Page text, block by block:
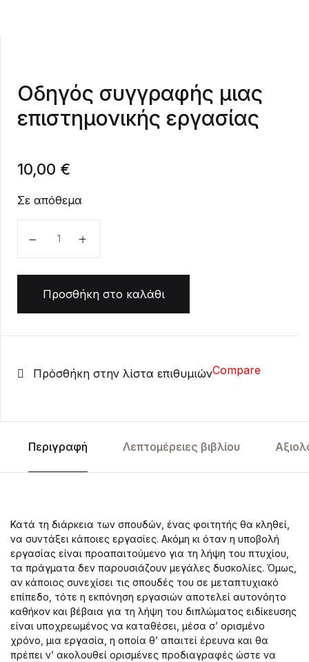
Οδηγός συγγραφής μιας
επιστημονικής εργασίας
10,00 €
Σε απόθεμα
Προσθήκη στο καλάθι
Πρόσθήκη στην λίστα επιθυμιώνCompare
Περιγραφή Λεπτομέρειες βιβλίου
Κατά τη διάρκεια των σπουδών, ένας φοιτητής θα κληθεί,
να συντάξει κάποιες εργασίες. Ακόμη κι όταν η υποβολή
εργασίας είναι προαπαιτούμενο για τη λήψη του πτυχίου,
τα πράγματα δεν παρουσιάζουν μεγάλες δυσκολίες. Όμως,
αν κάποιος συνεχίσει τις σπουδές του σε μεταπτυχιακό
επίπεδο, τότε η εκπόνηση εργασιών αποτελεί αυτονόητο
καθήκον και βέβαια για τη λήψη του διπλώματος ειδίκευσης
είναι υποχρεωμένος να καταθέσει, μέσα σ’ ορισμένο
χρόνο, μια εργασία, η οποία θ’ απαιτεί έρευνα και θα
πρέπει ν’ ακολουθεί ορισμένες προδιαγραφές ώστε να